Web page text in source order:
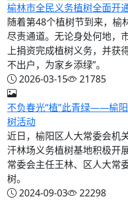
榆林市全民义务植树全面开
随着第48个植树节到来，榆
尽责通道。无论身处何地，
上捐资完成植树义务，并获
不出户，为家乡添绿”。
2026-03-15
21785
不负春光“植”此青绿——榆
树活动
近日，榆阳区人大常委会机
汗林场义务植树基地积极开
常委会主任王林、区人大常
树。
2024-09-03
22298